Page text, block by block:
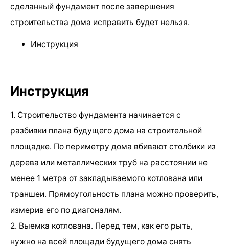
сделанный фундамент после завершения
строительства дома исправить будет нельзя.
Инструкция
Инструкция
1. Строительство фундамента начинается с
разбивки плана будущего дома на строительной
площадке. По периметру дома вбивают столбики из
дерева или металлических труб на расстоянии не
менее 1 метра от закладываемого котлована или
траншеи. Прямоугольность плана можно проверить,
измерив его по диагоналям.
2. Выемка котлована. Перед тем, как его рыть,
нужно на всей площади будущего дома снять